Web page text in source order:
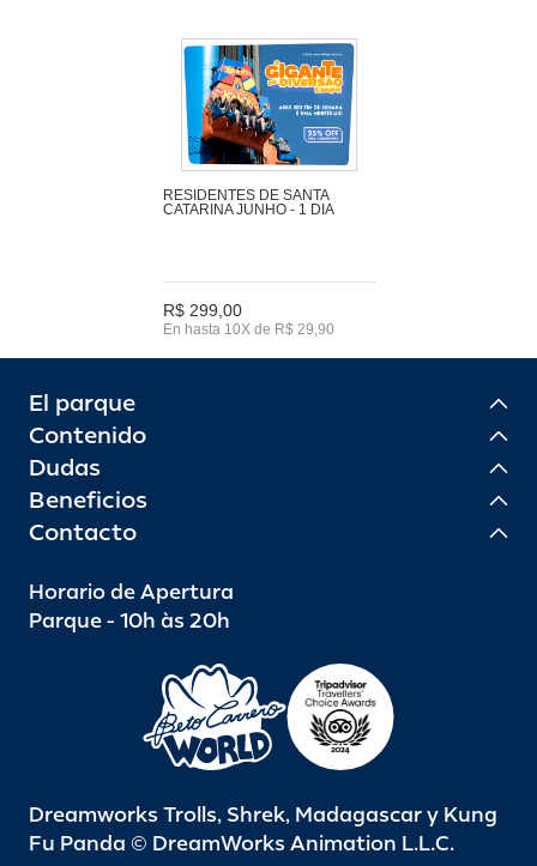
RESIDENTES DE SANTA
CATARINA JUNHO - 1 DIA
R$ 299,00
En hasta 10X de R$ 29,90
El parque
Contenido
Dudas
Beneficios
Contacto
Horario de Apertura
Parque - 10h às 20h
Dreamworks Trolls, Shrek, Madagascar y Kung
Fu Panda © DreamWorks Animation L.L.C.